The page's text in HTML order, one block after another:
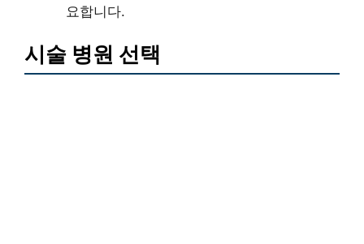
요합니다.
시술 병원 선택